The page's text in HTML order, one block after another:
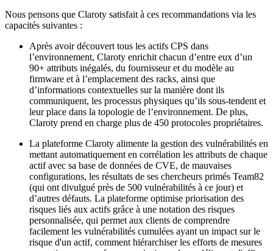
Nous pensons que Claroty satisfait à ces recommandations via les
capacités suivantes :
Après avoir découvert tous les actifs CPS dans
l’environnement, Claroty enrichit chacun d’entre eux d’un
90+ attributs inégalés, du fournisseur et du modèle au
firmware et à l’emplacement des racks, ainsi que
d’informations contextuelles sur la manière dont ils
communiquent, les processus physiques qu’ils sous-tendent et
leur place dans la topologie de l’environnement. De plus,
Claroty prend en charge plus de 450 protocoles propriétaires.
La plateforme Claroty alimente la gestion des vulnérabilités en
mettant automatiquement en corrélation les attributs de chaque
actif avec sa base de données de CVE, de mauvaises
configurations, les résultats de ses chercheurs primés Team82
(qui ont divulgué près de 500 vulnérabilités à ce jour) et
d’autres défauts. La plateforme optimise priorisation des
risques liés aux actifs grâce à une notation des risques
personnalisée, qui permet aux clients de comprendre
facilement les vulnérabilités cumulées ayant un impact sur le
risque d'un actif, comment hiérarchiser les efforts de mesures